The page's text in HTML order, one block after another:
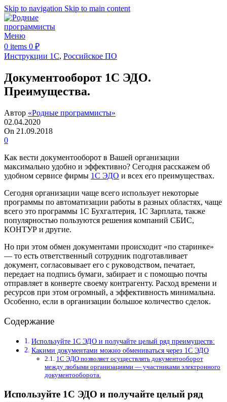
Skip to navigation Skip to main content
Меню
0 items 0 ₽
Инструкции 1С, Российское ПО
Документооборот 1С ЭДО.
Преимущества.
Автор «Родные программисты»
02.04.2020
On 21.09.2018
0
Как вести документооборот в Вашей организации
максимально удобно и эффективно? Сегодня расскажем об
удобном сервисе фирмы 1С ЭДО и всех его преимуществах.
Сегодня организации чаще всего использует некоторые
программы по автоматизации работы в разных областях, чаще
всего это программы 1С Бухгалтерия, 1С Зарплата, также
популярностью пользуются решения компаний СБИС,
КОНТУР и другие.
Но при этом обмен документами происходит «по старинке»
— то есть ответственный сотрудник подготавливает
документ, согласовывает его с руководством, печатает,
передает на подпись бумаги, забирает и с помощью почты
отправляет в конверте своему контрагенту. Расход времени и
ресурсов при этом огромный, а эффективность минимальна.
Особенно, если в организации большое количество сделок.
Содержание
Используйте 1С ЭДО и получайте целый ряд преимуществ:
Какими документами можно обмениваться через 1С ЭДО
1С ЭДО позволяет осуществлять документооборот
между любыми организациями — участниками электронного
документооборота.
Используйте 1С ЭДО и получайте целый ряд